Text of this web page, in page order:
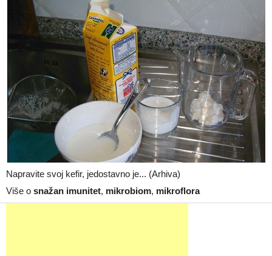
Napravite svoj kefir, jedostavno je... (Arhiva)
Više o snažan imunitet, mikrobiom, mikroflora